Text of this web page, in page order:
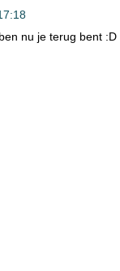
nu je terug bent :D